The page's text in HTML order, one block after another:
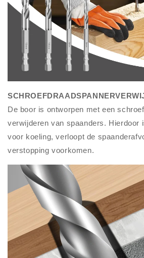
De boor is ontworpen met een
verwijderen van spaanders. Hierdoor
voor koeling, verloopt de
verstopping voorkomen.